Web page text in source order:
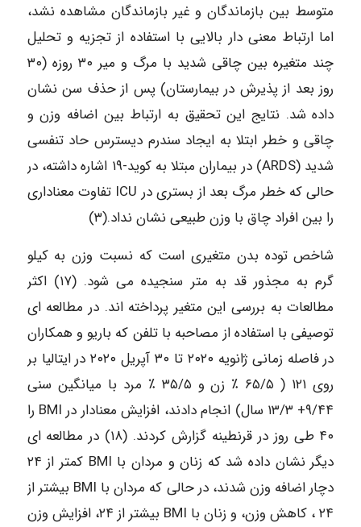
متوسط بین بازماندگان و غیر بازماندگان مشاهده نشد،
اما ارتباط معنی دار بالایی با استفاده از تجزیه و تحلیل
چند متغیره بین چاقی شدید با مرگ و میر ۳۰ روزه (۳۰
روز بعد از پذیرش در بیمارستان) پس از حذف سن نشان
داده شد. نتایج این تحقیق به ارتباط بین اضافه وزن و
چاقی و خطر ابتلا به ایجاد سندرم دیسترس حاد تنفسی
شدید (ARDS) در بیماران مبتلا به کوید-۱۹ اشاره داشته، در
حالی که خطر مرگ بعد از بستری در ICU تفاوت معناداری
را بین افراد چاق با وزن طبیعی نشان نداد.(۳)
شاخص توده بدن متغیری است که نسبت وزن به کیلو
گرم به مجذور قد به متر سنجیده می شود. (۱۷) اکثر
مطالعات به بررسی این متغیر پرداخته اند. در مطالعه ای
توصیفی با استفاده از مصاحبه با تلفن که باریو و همکاران
در فاصله زمانی ژانویه ۲۰۲۰ تا ۳۰ آپریل ۲۰۲۰ در ایتالیا بر
روی ۱۲۱ ( ۶۵/۵ ٪ زن و ۳۵/۵ ٪ مرد با میانگین سنی
۹/۴۴+ ۱۳/۳ سال) انجام دادند، افزایش معنادار در BMI را
۴۰ طی روز در قرنطینه گزارش کردند. (۱۸) در مطالعه ای
دیگر نشان داده شد که زنان و مردان با BMI کمتر از ۲۴
دچار اضافه وزن شدند، در حالی که مردان با BMI بیشتر از
۲۴ ، کاهش وزن، و زنان با BMI بیشتر از ۲۴، افزایش وزن